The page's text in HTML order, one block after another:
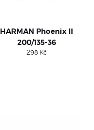
HARMAN Phoenix II
200/135-36
298 Kč